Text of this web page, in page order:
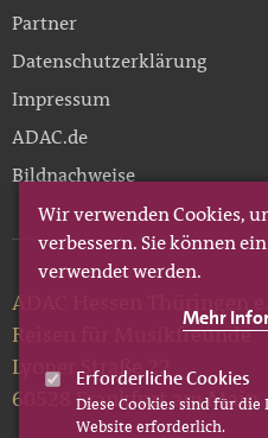
Partner
Datenschutzerklärung
Impressum
ADAC.de
Bildnachweise
ADAC Hessen Thüringen e.V.
Reisen für Musikfreunde
Lyoner Straße 22
60528 Frankfurt am Main
Wir verwenden Cookies,
verbessern. Sie können
verwendet werden.
Mehr
Erforderliche Cookies
Diese Cookies sind für
Website erforderlich.